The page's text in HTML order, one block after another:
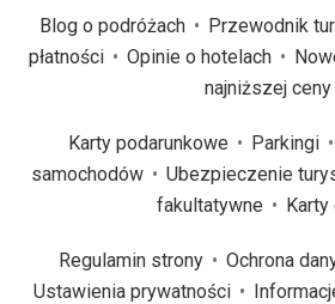
Blog o podróżach Przewodnik
płatności
Opinie o hotelach
najniższej ceny
Karty podarunkowe Parkingi
samochodów
Ubezpieczenie
fakultatywne
Regulamin strony
Ochrona
Ustawienia prywatności